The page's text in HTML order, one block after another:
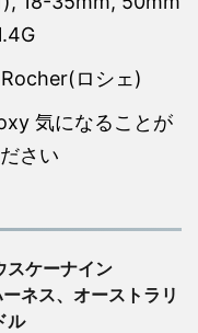
ロシェ)
気になることが
さい
スケーナイン
ネス、オーストラリ
ル